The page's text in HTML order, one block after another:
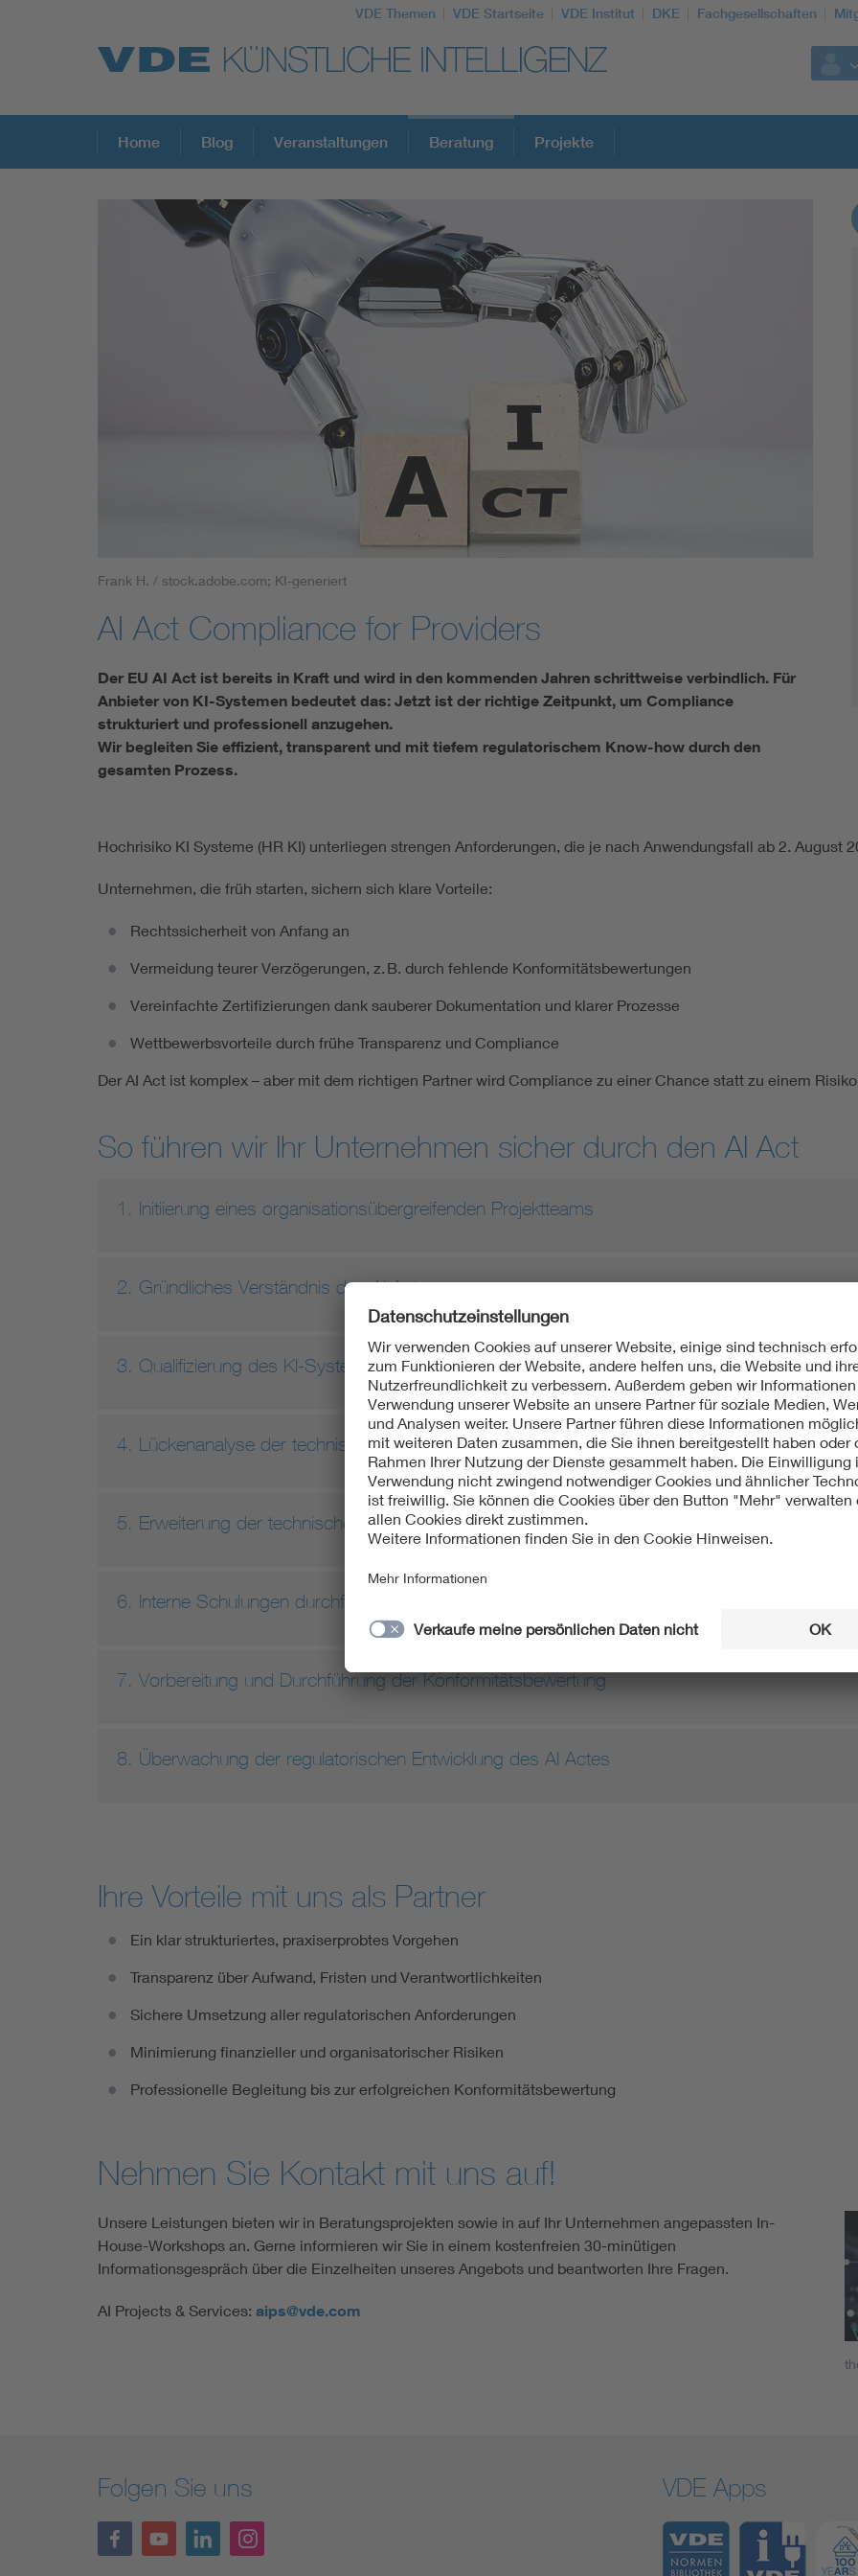
VDE Themen VDE Startseite VDE Institut DKE Fachgesellschaften
Top Themen
Fokusthemen
AI & Digital Trust
Assisted Living
Electromobility
Energy efficiency
Energy storage
Functional safety
Home Blog Veranstaltungen Beratung Projekte
Frank H. / stock.adobe.com; KI-generiert
AI Act Compliance for Providers
Der EU AI Act ist bereits in Kraft und wird in den kommenden Jahren schrittweise verbindlich. Für
Anbieter von KI-Systemen bedeutet das: Jetzt ist der richtige Zeitpunkt, um Compliance
strukturiert und professionell anzugehen.
Wir begleiten Sie effizient, transparent und mit tiefem regulatorischem Know-how durch den
gesamten Prozess.
Hochrisiko KI Systeme (HR KI) unterliegen strengen Anforderungen, die je nach Anwendungsfall ab 2. August
Unternehmen, die früh starten, sichern sich klare Vorteile:
Rechtssicherheit von Anfang an
Vermeidung teurer Verzögerungen, z. B. durch fehlende Konformitätsbewertungen
Vereinfachte Zertifizierungen dank sauberer Dokumentation und klarer Prozesse
Wettbewerbsvorteile durch frühe Transparenz und Compliance
Der AI Act ist komplex – aber mit dem richtigen Partner wird Compliance zu einer Chance statt zu einem
So führen wir Ihr Unternehmen sicher durch den AI Act
1. Initiierung eines organisationsübergreifenden Projektteams
2. Gründliches Verständnis des AI Actes
3. Qualifizierung des KI-Systems
4. Lückenanalyse der technischen Dokumentation und des Qualitätsmanagementsystems
5. Erweiterung der technischen Dokumentation und des Qualitätsmanagementsystems
6. Interne Schulungen durchführen
7. Vorbereitung und Durchführung der Konformitätsbewertung
8. Überwachung der regulatorischen Entwicklung des AI Actes
Ihre Vorteile mit uns als Partner
Ein klar strukturiertes, praxiserprobtes Vorgehen
Transparenz über Aufwand, Fristen und Verantwortlichkeiten
Sichere Umsetzung aller regulatorischen Anforderungen
Minimierung finanzieller und organisatorischer Risiken
Professionelle Begleitung bis zur erfolgreichen Konformitätsbewertung
Nehmen Sie Kontakt mit uns auf!
Unsere Leistungen bieten wir in Beratungsprojekten sowie in auf Ihr Unternehmen angepassten In-
House-Workshops an. Gerne informieren wir Sie in einem kostenfreien 30-minütigen
Informationsgespräch über die Einzelheiten unseres Angebots und beantworten Ihre Fragen.
AI Projects & Services: aips@vde.com
Folgen Sie uns VDE Apps